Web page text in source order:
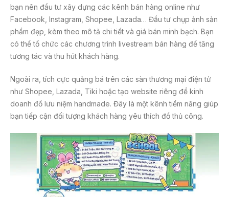
bạn nên đầu tư xây dựng các kênh bán hàng online như
Facebook, Instagram, Shopee, Lazada… Đầu tư chụp ảnh sản
phẩm đẹp, kèm theo mô tả chi tiết và giá bán minh bạch. Bạn
có thể tổ chức các chương trình livestream bán hàng để tăng
tương tác và thu hút khách hàng.
Ngoài ra, tích cực quảng bá trên các sàn thương mại điện tử
như Shopee, Lazada, Tiki hoặc tạo website riêng để kinh
doanh đồ lưu niệm handmade. Đây là một kênh tiềm năng giúp
bạn tiếp cận đối tượng khách hàng yêu thích đồ thủ công.